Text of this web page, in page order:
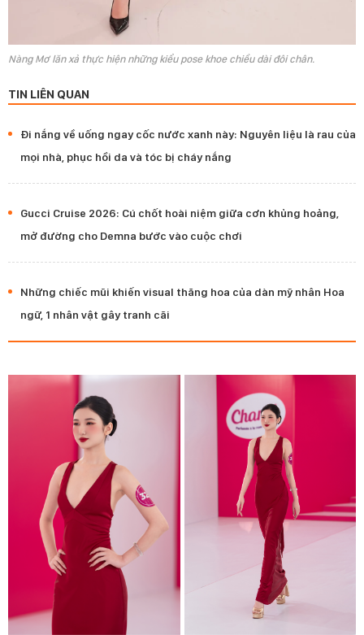
Nàng Mơ lăn xả thực hiện những kiểu pose khoe chiều dài đôi chân.
TIN LIÊN QUAN
Đi nắng về uống ngay cốc nước xanh này: Nguyên liệu là rau của
mọi nhà, phục hồi da và tóc bị cháy nắng
Gucci Cruise 2026: Cú chốt hoài niệm giữa cơn khủng hoảng,
mở đường cho Demna bước vào cuộc chơi
Những chiếc mũi khiến visual thăng hoa của dàn mỹ nhân Hoa
ngữ, 1 nhân vật gây tranh cãi